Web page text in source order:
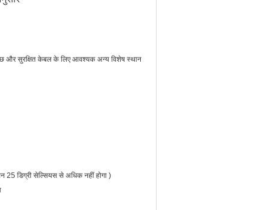
और सुरक्षित केबल के लिए आवश्यक अन्य विशेष स्थान
25 डिग्री सेल्सियस से अधिक नहीं होगा )